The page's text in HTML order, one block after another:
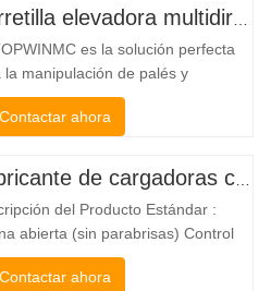
es la solución perfecta
la manipulación de palés y
largas. Una auténtica
elevadora dos en uno que
y una de carga lateral. Su
y ecológico motor eléctrico y
dirección HX de 360°
Contactar ahora
del Producto Estándar :
abierta (sin parabrisas) Control
Acoplador y enganche rápido
Bobcat Bomba hidráulica
Contactar ahora